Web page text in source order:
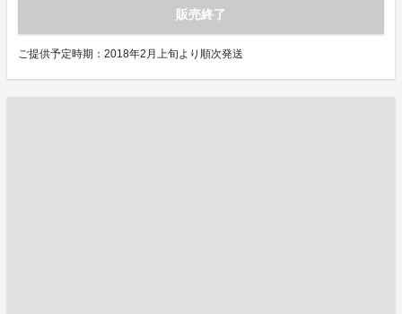
販売終了
ご提供予定時期：2018年2月上旬より順次発送